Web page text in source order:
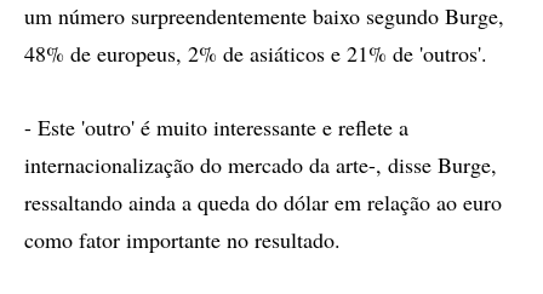
um número surpreendentemente baixo segundo Burge,
48% de europeus, 2% de asiáticos e 21% de 'outros'.
- Este 'outro' é muito interessante e reflete a
internacionalização do mercado da arte-, disse Burge,
ressaltando ainda a queda do dólar em relação ao euro
como fator importante no resultado.